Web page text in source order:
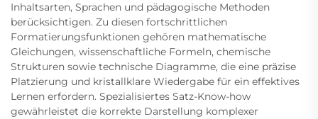
Inhaltsarten, Sprachen und pädagogische Methoden
berücksichtigen. Zu diesen fortschrittlichen
Formatierungsfunktionen gehören mathematische
Gleichungen, wissenschaftliche Formeln, chemische
Strukturen sowie technische Diagramme, die eine präzise
Platzierung und kristallklare Wiedergabe für ein effektives
Lernen erfordern. Spezialisiertes Satz-Know-how
gewährleistet die korrekte Darstellung komplexer